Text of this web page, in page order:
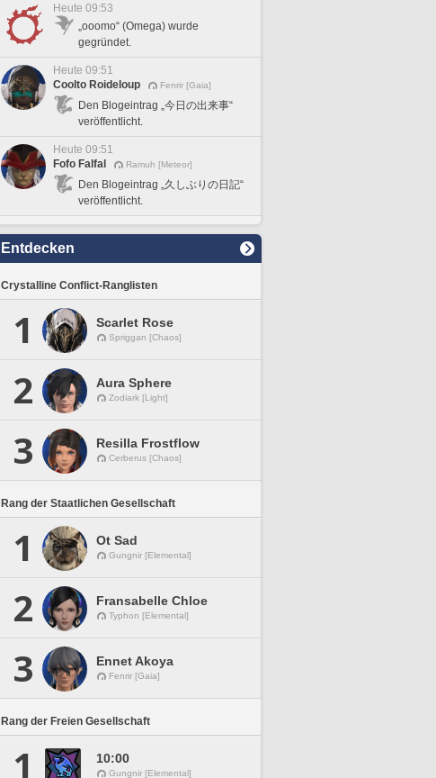
Heute 09:53
„ooomo“ (Omega) wurde
gegründet.
Heute 09:51
Coolto Roideloup
Fenrir [Gaia]
Den Blogeintrag „今日の出来事“
veröffentlicht.
Heute 09:51
Fofo Falfal
Ramuh [Meteor]
Den Blogeintrag „久しぶりの日記“
veröffentlicht.
Entdecken
Crystalline Conflict-Ranglisten
1 Scarlet Rose
Spriggan [Chaos]
2 Aura Sphere
Zodiark [Light]
3 Resilla Frostflow
Cerberus [Chaos]
Rang der Staatlichen Gesellschaft
1 Ot Sad
Gungnir [Elemental]
2 Fransabelle Chloe
Typhon [Elemental]
3 Ennet Akoya
Fenrir [Gaia]
Rang der Freien Gesellschaft
1 10:00
Gungnir [Elemental]